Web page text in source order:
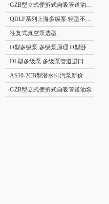
·GZB型立式便拆式自吸管道油泵GZB型立式自吸泵
·QDLF系列上海多级泵 轻型不锈钢立式多级离心泵
·往复式真空泵选型
·D型多级泵 多级泵原理 D型卧式分段式清水多级泵
·DL型多级泵 多级泵管道进口 DL型立式清水多级泵
·AS10-2CB型潜水排污泵新价格 撕裂式潜水排污泵AS型 立式排污泵
·GZB型立式便拆式自吸管道油泵